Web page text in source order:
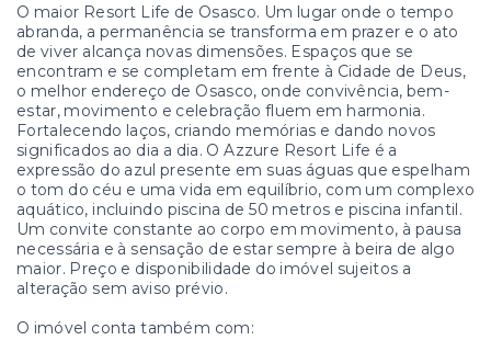
O maior Resort Life de Osasco. Um lugar onde o tempo
abranda, a permanência se transforma em prazer e o ato
de viver alcança novas dimensões. Espaços que se
encontram e se completam em frente à Cidade de Deus,
o melhor endereço de Osasco, onde convivência, bem-
estar, movimento e celebração fluem em harmonia.
Fortalecendo laços, criando memórias e dando novos
significados ao dia a dia. O Azzure Resort Life é a
expressão do azul presente em suas águas que espelham
o tom do céu e uma vida em equilíbrio, com um complexo
aquático, incluindo piscina de 50 metros e piscina infantil.
Um convite constante ao corpo em movimento, à pausa
necessária e à sensação de estar sempre à beira de algo
maior. Preço e disponibilidade do imóvel sujeitos a
alteração sem aviso prévio.
O imóvel conta também com: